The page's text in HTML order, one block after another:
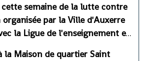
cette semaine de la lutte contre
par la Ville d'Auxerre
la Ligue de l'enseignement et
la Maison de quartier Saint